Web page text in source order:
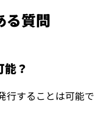
る質問
？
行することは可能で